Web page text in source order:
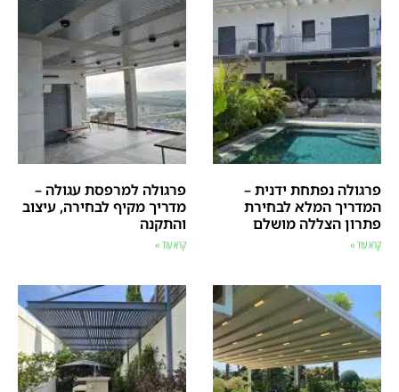
פרגולה נפתחת ידנית –
המדריך המלא לבחירת
פתרון הצללה מושלם
קרא עוד »
פרגולה למרפסת עגולה –
מדריך מקיף לבחירה, עיצוב
והתקנה
קרא עוד »